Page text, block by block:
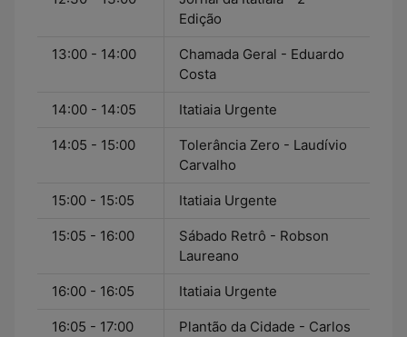
Edição
13:00 - 14:00
Chamada Geral - Eduardo
Costa
14:00 - 14:05 Itatiaia Urgente
14:05 - 15:00
Tolerância Zero - Laudívio
Carvalho
15:00 - 15:05 Itatiaia Urgente
15:05 - 16:00
Sábado Retrô - Robson
Laureano
16:00 - 16:05 Itatiaia Urgente
16:05 - 17:00
Plantão da Cidade - Carlos